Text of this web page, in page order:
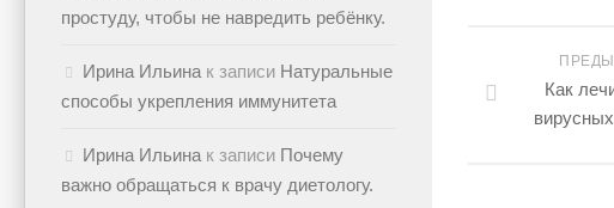
Как
простуду, чтобы не навредить ребёнку.
Ирина Ильина к записи Натуральные
способы укрепления иммунитета
Ирина Ильина к записи Почему
важно обращаться к врачу диетологу.